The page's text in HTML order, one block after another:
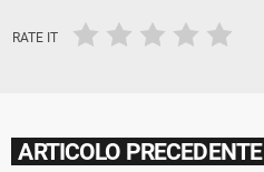
RATE IT
ARTICOLO PRECEDENTE